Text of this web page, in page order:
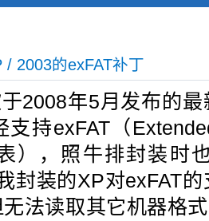
/ 2003的exFAT补丁
年5月发布的最
支持exFAT（
），照牛排封装时
封装的XP对exFAT
无法读取其它机器格